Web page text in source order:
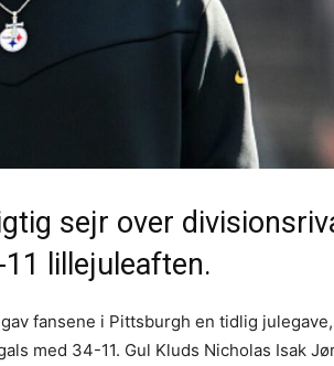
sejr over
lillejuleaften.
fansene i Pittsburgh en tidlig
med 34-11. Gul Kluds Nicholas Isak